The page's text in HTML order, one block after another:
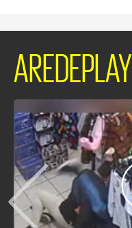
AREDEPLAY